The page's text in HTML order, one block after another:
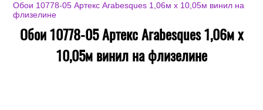
Обои 10778-05 Артекс Arabesques 1,06м х 10,05м винил на
флизелине
Обои 10778-05 Артекс Arabesques 1,06м х
10,05м винил на флизелине